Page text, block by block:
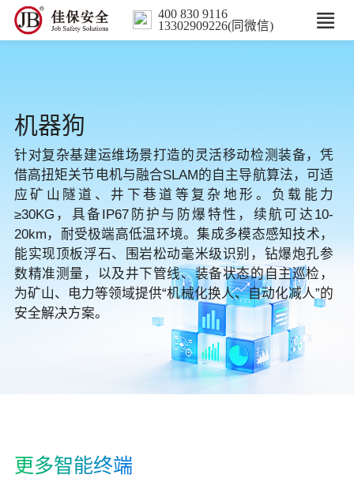
400 830 9116
13302909226(同微信)
数智解决方案
行业案例
培训
人力服务
机器狗
针对复杂基建运维场景打造的灵活移动检测装备，凭
借高扭矩关节电机与融合SLAM的自主导航算法，可适
应矿山隧道、井下巷道等复杂地形。负载能力
≥30KG，具备IP67防护与防爆特性，续航可达10-
20km，耐受极端高低温环境。集成多模态感知技术，
能实现顶板浮石、围岩松动毫米级识别，钻爆炮孔参
数精准测量，以及井下管线、装备状态的自主巡检，
为矿山、电力等领域提供“机械化换人、自动化减人”的
安全解决方案。
更多智能终端